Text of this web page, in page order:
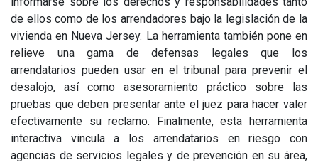
de ellos como de los arrendadores bajo la legislación de la
vivienda en Nueva Jersey. La herramienta también pone en
relieve una gama de defensas legales que los
arrendatarios pueden usar en el tribunal para prevenir el
desalojo, así como asesoramiento práctico sobre las
pruebas que deben presentar ante el juez para hacer valer
efectivamente su reclamo. Finalmente, esta herramienta
interactiva vincula a los arrendatarios en riesgo con
agencias de servicios legales y de prevención en su área,